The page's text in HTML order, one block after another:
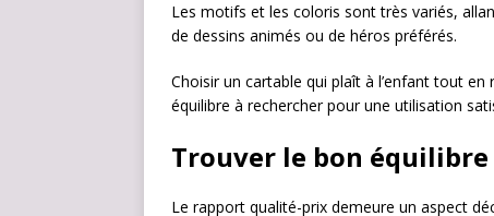
Les motifs et les coloris sont très variés,
de dessins animés ou de héros préférés.
Choisir un cartable qui plaît à l’enfant tout
équilibre à rechercher pour une utilisation
Trouver le bon
Le rapport qualité-prix demeure un aspect